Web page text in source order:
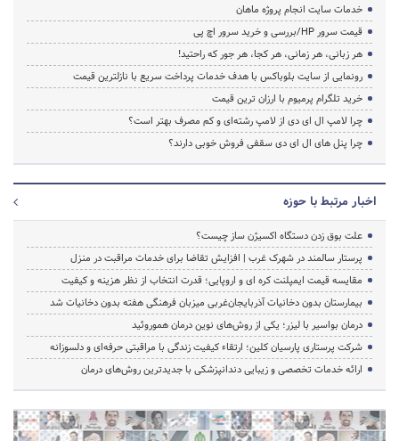
خدمات سایت انجام پروژه ماهان
قیمت سرور HP/بررسی و خرید سرور اچ پی
هر زبانی، هر زمانی، هر کجا، هر جور که راحتید!
رونمایی از سایت بلوباکس با هدف خدمات پرداخت سریع با نازلترین قیمت
خرید تلگرام پرمیوم با ارزان ترین قیمت
چرا لامپ ال ای دی از لامپ رشته‌ای و کم مصرف بهتر است؟
چرا پنل های ال ای دی سقفی فروش خوبی دارند؟
اخبار مرتبط با حوزه
علت بوق زدن دستگاه اکسیژن ساز چیست؟
پرستار سالمند در شهرک غرب | افزایش تقاضا برای خدمات مراقبت در منزل
مقایسه قیمت ایمپلنت کره ای و اروپایی؛ قدرت انتخاب از نظر هزینه و کیفیت
بیمارستان بدون دخانیات آذربایجان‌غربی میزبان فرهنگی هفته بدون دخانیات شد
درمان بواسیر با لیزر؛ یکی از روش‌های نوین درمان هموروئید
شرکت پرستاری پارسیان کلین؛ ارتقاء کیفیت زندگی با مراقبتی حرفه‌ای و دلسوزانه
ارائه خدمات تخصصی و زیبایی دندانپزشکی با جدیدترین روش‌های درمان